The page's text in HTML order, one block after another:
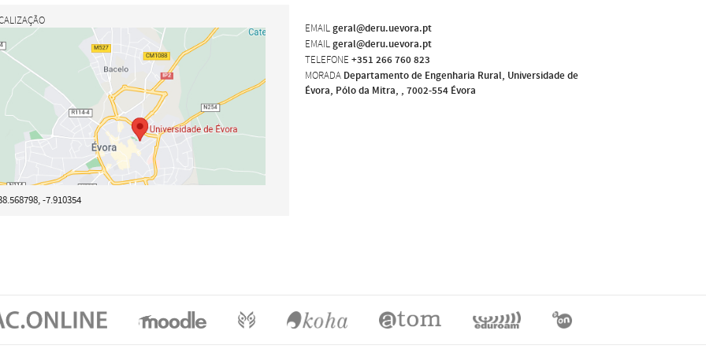
-7.910354
EMAIL geral@deru.uevora.pt
EMAIL geral@deru.uevora.pt
TELEFONE +351 266 760 823
MORADA Departamento de Engenharia Rural, Universidade de
Évora, Pólo da Mitra, , 7002-554 Évora